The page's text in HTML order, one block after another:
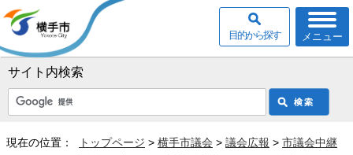
サイト内検索
メニュー
目的から探す
現在の位置： トップページ > 横手市議会 > 議会広報 > 市議会中継